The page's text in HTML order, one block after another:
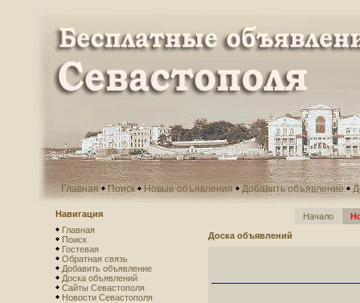
Главная Поиск Новые объявления Добавить объявление
Навигация
Главная
Поиск
Гостевая
Обратная связь
Добавить объявление
Доска объявлений
Сайты Севастополя
Новости Севастополя
Начало
Доска объявлений